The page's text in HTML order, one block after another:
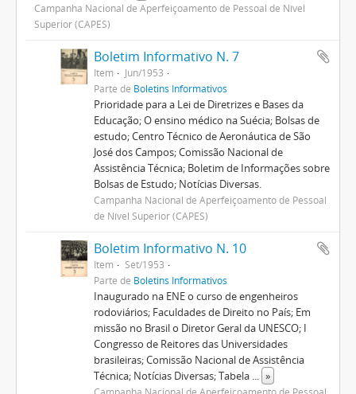
Campanha Nacional de Aperfeiçoamento de Pessoal de Nível
Superior (CAPES)
Boletim Informativo N. 7
Item
Jun/1953
Parte de Boletins Informativos
Prioridade para a Lei de Diretrizes e Bases da
Educação; O ensino médico na Suécia; Bolsas de
estudo; Centro Técnico de Aeronáutica de São
José dos Campos; Comissão Nacional de
Assistência Técnica; Boletim de Informações sobre
Bolsas de Estudo; Notícias Diversas.
Campanha Nacional de Aperfeiçoamento de Pessoal
de Nível Superior (CAPES)
Boletim Informativo N. 10
Item
Set/1953
Parte de Boletins Informativos
Inaugurado na ENE o curso de engenheiros
rodoviários; Faculdades de Direito no País; Em
missão no Brasil o Diretor Geral da UNESCO; I
Congresso de Reitores das Universidades
brasileiras; Comissão Nacional de Assistência
Técnica; Notícias Diversas; Tabela ... »